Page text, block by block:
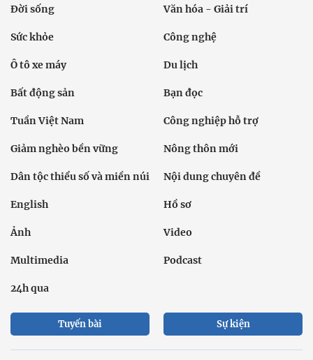
Đời sống Văn hóa - Giải trí
Sức khỏe Công nghệ
Ô tô xe máy Du lịch
Bất động sản Bạn đọc
Tuần Việt Nam Công nghiệp hỗ trợ
Giảm nghèo bền vững Nông thôn mới
Dân tộc thiểu số và miền núi Nội dung chuyên đề
English Hồ sơ
Ảnh Video
Multimedia Podcast
24h qua
Tuyến bài Sự kiện